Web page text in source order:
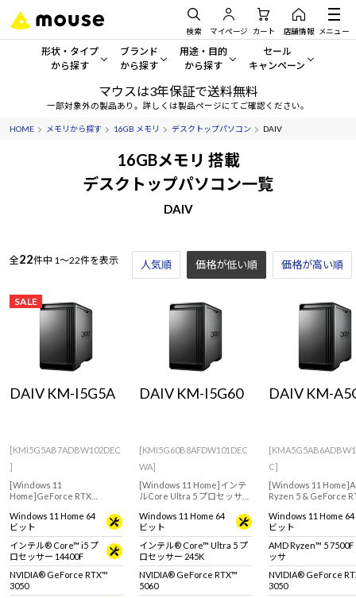
検索 マイページ カート 店舗情報 メニュー
形状・タイプ
から探す
形状・タイプから探す をすべてみる
デスクトップPC
ディスプレイ
Windows 11
ブランド
から探す
mouse
G TUNE
MousePro
Windows 11|Copilot+ PC
用途・目的
から探す
一般向けパソコン
ゲーミングPC・ゲーム向けパソコン
クリエイティブ向け
ビジネス向けパソコン
学習向けパソコン
AIおすすめパソコン
Windows 11
セール
キャンペーン
セール・キャンペー
期間限定セール
アウトレットパソコン
マウスは3年保証で送料無料
一部対象外の製品あり。詳しくは製品ページにてご確認ください。
HOME メモリから探す 16GB メモリ デスクトップパソコン DAIV
16GBメモリ 搭載
デスクトップパソコン一覧
DAIV
全22件中 1～22件を表示 人気順 価格が低い順 価格が高い順
SALE
DAIV KM-I5G5A
[KMI5G5AB7ADBW102DEC
]
[Windows 11
Home]GeForce RTX
真・動画編集などクリエイ
ティブ用途におすすめなモ
デル
Windows 11 Home 64
ビット
インテル® Core™ i5 プ
ロセッサー 14400F
NVIDIA® GeForce RTX™
3050
DAIV KM-I5G60
[KMI5G60B8AFDW101DEC
WA]
[Windows 11 Home]インテ
ルCore Ultra 5 プロセッサー
RTX 5060搭載でWEBデザイ
ンやDTMにおすすめのクリ
エイター向けミニタワー型
デスクトップPC
Windows 11 Home 64
ビット
インテル® Core™ Ultra 5 プ
ロセッサー 245K
NVIDIA® GeForce RTX™
5060
DAIV KM-
C]
[Windows 11
Ryzen 5 & GeForce
真・動画編集などク
ティブ用途におすす
デル
Windows 11 Home 64
ビット
AMD Ryzen™ 5 7500F
ッサ
NVIDIA® GeForce
3050